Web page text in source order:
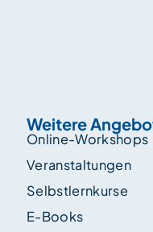
Weitere
Online-Workshops
Veranstaltungen
Selbstlernkurse
E-Books